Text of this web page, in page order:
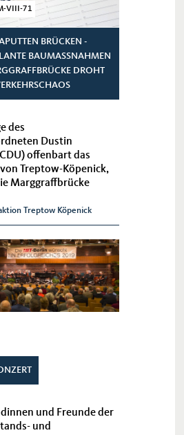
VIII-71
BRÜCKEN -
BAUMASSNAHMEN A
DROHT N
des
Dustin
offenbart das
Treptow-Köpenick,
Marggraffbrücke
Ersatzneubau ab
ist.
Treptow Köpenick
und Freunde der
und